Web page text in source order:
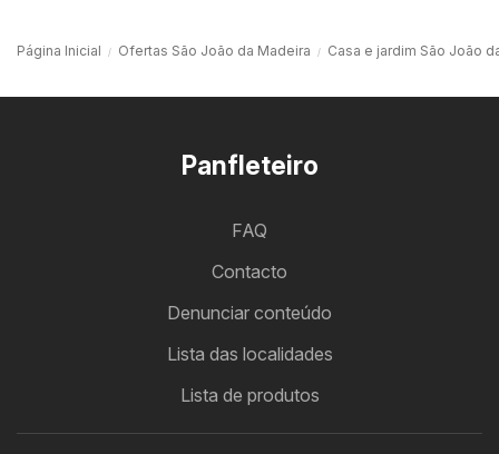
Página Inicial Ofertas São João da Madeira Casa e jardim São João
Panfleteiro
FAQ
Contacto
Denunciar conteúdo
Lista das localidades
Lista de produtos